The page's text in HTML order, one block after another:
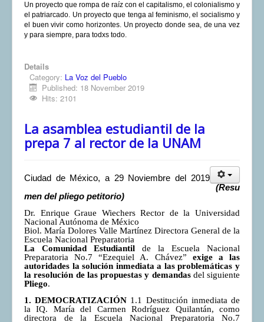
Un proyecto que rompa de raíz con el capitalismo, el colonialismo y
el patriarcado. Un proyecto que tenga al feminismo, el socialismo y
el buen vivir como horizontes. Un proyecto donde sea, de una vez
y para siempre, para todxs todo.
Details
Category: La Voz del Pueblo
Published: 18 November 2019
Hits: 2101
La asamblea estudiantil de la
prepa 7 al rector de la UNAM
Ciudad de México, a 29 Noviembre del 2019
(Resu
men del pliego petitorio)
Dr. Enrique Graue Wiechers Rector de la Universidad
Nacional Autónoma de México
Biol. María Dolores Valle Martínez Directora General de la
Escuela Nacional Preparatoria
La Comunidad Estudiantil de la Escuela Nacional
Preparatoria No.7 “Ezequiel A. Chávez” exige a las
autoridades la solución inmediata a las problemáticas y
la resolución de las propuestas y demandas del siguiente
Pliego.
1. DEMOCRATIZACIÓN 1.1 Destitución inmediata de
la IQ. María del Carmen Rodríguez Quilantán, como
directora de la Escuela Nacional Preparatoria No.7